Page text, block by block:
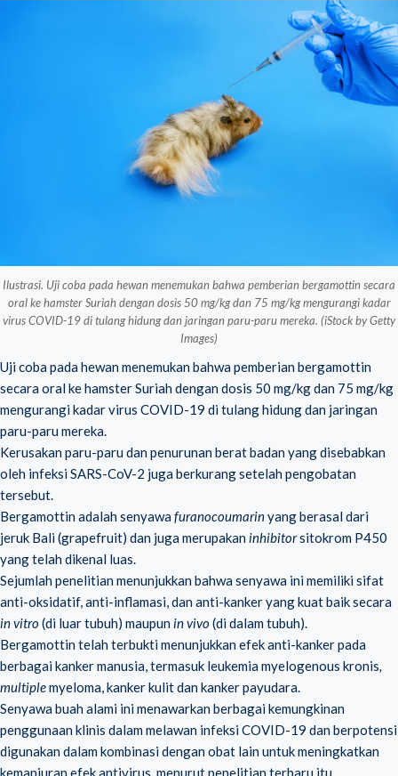
Ilustrasi. Uji coba pada hewan menemukan bahwa pemberian bergamottin secara
oral ke hamster Suriah dengan dosis 50 mg/kg dan 75 mg/kg mengurangi kadar
virus COVID-19 di tulang hidung dan jaringan paru-paru mereka. (iStock by Getty
Images)
Uji coba pada hewan menemukan bahwa pemberian bergamottin
secara oral ke hamster Suriah dengan dosis 50 mg/kg dan 75 mg/kg
mengurangi kadarvirus COVID-19 di tulang hidung dan jaringan
paru-paru mereka.
Kerusakan paru-paru dan penurunan berat badan yang disebabkan
oleh infeksi SARS-CoV-2 juga berkurang setelah pengobatan
tersebut.
Bergamottin adalah senyawafuranocoumarinyang berasal dari
jeruk Bali (grapefruit) dan juga merupakaninhibitorsitokrom P450
yang telah dikenal luas.
Sejumlah penelitian menunjukkan bahwa senyawa ini memiliki sifat
anti-oksidatif, anti-inflamasi, dan anti-kanker yang kuat baik secara
in vitro(di luar tubuh) maupunin vivo(di dalam tubuh).
Bergamottin telah terbukti menunjukkan efek anti-kanker pada
berbagai kanker manusia, termasuk leukemia myelogenous kronis,
multiplemyeloma, kanker kulit dan kanker payudara.
Senyawa buah alami ini menawarkan berbagai kemungkinan
penggunaan klinis dalam melawan infeksi COVID-19 dan berpotensi
digunakan dalam kombinasi dengan obat lain untuk meningkatkan
kemanjuran efek antivirus, menurut penelitian terbaru itu.